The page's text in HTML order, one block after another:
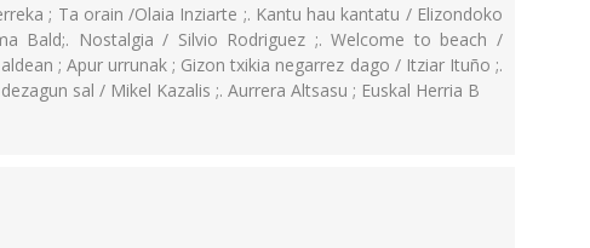
; Ta orain /Olaia Inziarte ;. Kantu hau kantatu / Elizondoko
Bald;. Nostalgia / Silvio Rodriguez ;. Welcome to beach /
; Apur urrunak ; Gizon txikia negarrez dago / Itziar Ituño ;.
sal / Mikel Kazalis ;. Aurrera Altsasu ; Euskal Herria B